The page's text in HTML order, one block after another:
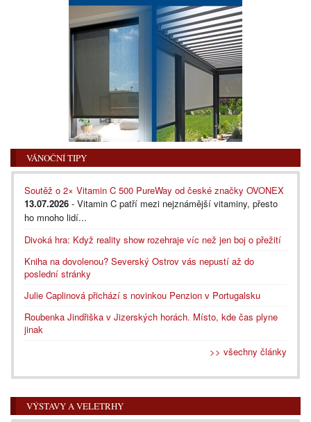
VÁNOČNÍ TIPY
Soutěž o 2× Vitamin C 500 PureWay od české značky OVONEX
13.07.2026 - Vitamin C patří mezi nejznámější vitaminy, přesto
ho mnoho lidí...
Divoká hra: Když reality show rozehraje víc než jen boj o přežití
Kniha na dovolenou? Severský Ostrov vás nepustí až do
poslední stránky
Julie Caplinová přichází s novinkou Penzion v Portugalsku
Roubenka Jindřiška v Jizerských horách. Místo, kde čas plyne
jinak
>> všechny články
VÝSTAVY A VELETRHY